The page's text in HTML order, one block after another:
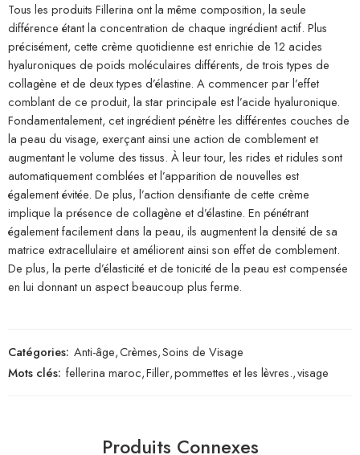
Tous les produits Fillerina ont la même composition, la seule
différence étant la concentration de chaque ingrédient actif. Plus
précisément, cette crème quotidienne est enrichie de 12 acides
hyaluroniques de poids moléculaires différents, de trois types de
collagène et de deux types d’élastine. A commencer par l’effet
comblant de ce produit, la star principale est l’acide hyaluronique.
Fondamentalement, cet ingrédient pénètre les différentes couches de
la peau du visage, exerçant ainsi une action de comblement et
augmentant le volume des tissus. À leur tour, les rides et ridules sont
automatiquement comblées et l’apparition de nouvelles est
également évitée. De plus, l’action densifiante de cette crème
implique la présence de collagène et d’élastine. En pénétrant
également facilement dans la peau, ils augmentent la densité de sa
matrice extracellulaire et améliorent ainsi son effet de comblement.
De plus, la perte d’élasticité et de tonicité de la peau est compensée
en lui donnant un aspect beaucoup plus ferme.
Catégories: Anti-âge,Crèmes,Soins de Visage
Mots clés: fellerina maroc,Filler,pommettes et les lèvres.,visage
Produits Connexes